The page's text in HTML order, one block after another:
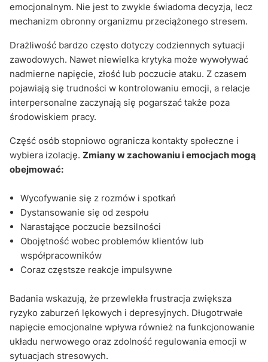
emocjonalnym. Nie jest to zwykle świadoma decyzja, lecz
mechanizm obronny organizmu przeciążonego stresem.
Drażliwość bardzo często dotyczy codziennych sytuacji
zawodowych. Nawet niewielka krytyka może wywoływać
nadmierne napięcie, złość lub poczucie ataku. Z czasem
pojawiają się trudności w kontrolowaniu emocji, a relacje
interpersonalne zaczynają się pogarszać także poza
środowiskiem pracy.
Część osób stopniowo ogranicza kontakty społeczne i
wybiera izolację. Zmiany w zachowaniu i emocjach mogą
obejmować:
Wycofywanie się z rozmów i spotkań
Dystansowanie się od zespołu
Narastające poczucie bezsilności
Obojętność wobec problemów klientów lub
współpracowników
Coraz częstsze reakcje impulsywne
Badania wskazują, że przewlekła frustracja zwiększa
ryzyko zaburzeń lękowych i depresyjnych. Długotrwałe
napięcie emocjonalne wpływa również na funkcjonowanie
układu nerwowego oraz zdolność regulowania emocji w
sytuacjach stresowych.